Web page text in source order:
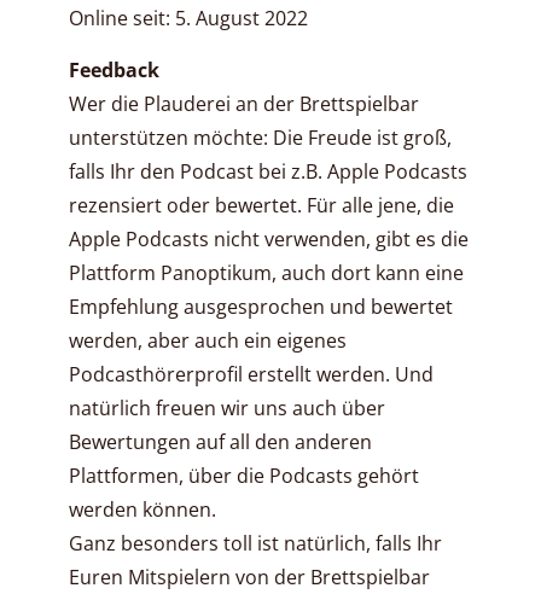
Online seit: 5. August 2022
Feedback
Wer die Plauderei an der Brettspielbar
unterstützen möchte: Die Freude ist groß,
falls Ihr den Podcast bei z.B. Apple Podcasts
rezensiert oder bewertet. Für alle jene, die
Apple Podcasts nicht verwenden, gibt es die
Plattform Panoptikum, auch dort kann eine
Empfehlung ausgesprochen und bewertet
werden, aber auch ein eigenes
Podcasthörerprofil erstellt werden. Und
natürlich freuen wir uns auch über
Bewertungen auf all den anderen
Plattformen, über die Podcasts gehört
werden können.
Ganz besonders toll ist natürlich, falls Ihr
Euren Mitspielern von der Brettspielbar